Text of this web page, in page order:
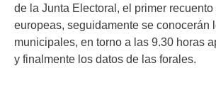
de la Junta Electoral, el primer
europeas, seguidamente se conocerán
municipales, en torno a las 9.30 horas
y finalmente los datos de las forales.